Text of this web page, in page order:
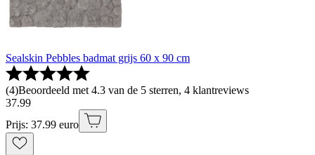
Sealskin Pebbles badmat grijs 60 x 90 cm
(4)Beoordeeld met 4.3 van de 5 sterren, 4 klantreviews
37.99
Prijs: 37.99 euro